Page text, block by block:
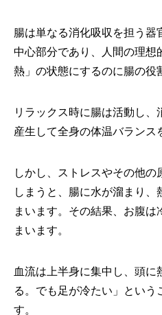
腸は単なる消化吸収を担う器
中心部分であり、人間の理想
熱」の状態にするのに腸の役
リラックス時に腸は活動し
産生して全身の体温バランス
しかし、ストレスやその他の
しまうと、腸に水が溜まり、
まいます。その結果、お腹は
まいます。
血流は上半身に集中し、頭に
る。でも足が冷たい」という
す。